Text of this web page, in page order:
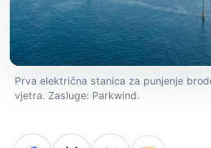
Prva električna stanica za punjenje
vjetra. Zasluge: Parkwind.